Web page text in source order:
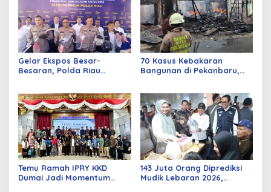
Gelar Ekspos Besar-
Besaran, Polda Riau
Curanmor
70 Kasus Kebakaran
Bangunan di Pekanbaru,
Temu Ramah IPRY KKD
Dumai Jadi Momentum
143 Juta Orang Diprediksi
Mudik Lebaran 2026,